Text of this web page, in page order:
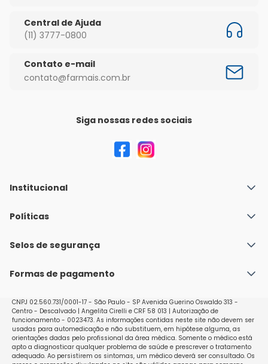
Central de Ajuda
(11) 3777-0800
Contato e-mail
contato@farmais.com.br
Siga nossas redes sociais
Institucional
Quem Somos
Nossas lojas
Políticas
Política de Envio
Políticas de Trocas e Devoluções
Selos de segurança
Formas de pagamento
CNPJ 02.560.731/0001-17 - São Paulo - SP Avenida Guerino Oswaldo 313 -
Centro - Descalvado | Angelita Cirelli e CRF 58 013 | Autorização de
funcionamento - 0023473. As informações contidas neste site não devem ser
usadas para automedicação e não substituem, em hipótese alguma, as
orientações dadas pelo profissional da área médica. Somente o médico está
apto a diagnosticar qualquer problema de saúde e prescrever o tratamento
adequado. Ao persistirem os sintomas, um médico deverá ser consultado. Os